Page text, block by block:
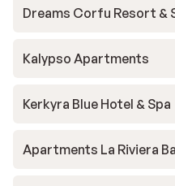
Dreams Corfu Resort &
Kalypso Apartments
Kerkyra Blue Hotel & Spa
Apartments La Riviera